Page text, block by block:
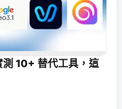
10+ 替代工具，這